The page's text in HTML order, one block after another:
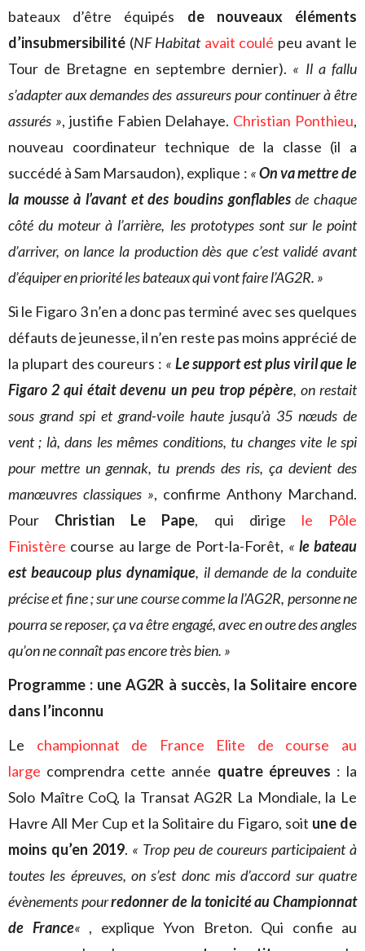
bateaux d’être équipés de nouveaux éléments
d’insubmersibilité (NF Habitat avait coulé peu avant le
Tour de Bretagne en septembre dernier). « Il a fallu
s’adapter aux demandes des assureurs pour continuer à être
assurés », justifie Fabien Delahaye. Christian Ponthieu,
nouveau coordinateur technique de la classe (il a
succédé à Sam Marsaudon), explique : «On va mettre de
la mousse à l’avant et des boudins gonflablesde chaque
côté du moteur à l’arrière, les prototypes sont sur le point
d’arriver, on lance la production dès que c’est validé avant
d’équiper en priorité les bateaux qui vont faire l’AG2R. »
Si le Figaro 3 n’en a donc pas terminé avec ses quelques
défauts de jeunesse, il n’en reste pas moins apprécié de
la plupart des coureurs : « Le support est plus viril que le
Figaro 2 qui était devenu un peu trop pépère, on restait
sous grand spi et grand-voile haute jusqu’à 35 nœuds de
vent ; là, dans les mêmes conditions, tu changes vite le spi
pour mettre un gennak, tu prends des ris, ça devient des
manœuvres classiques », confirme Anthony Marchand.
Pour Christian Le Pape, qui dirige le Pôle
Finistère course au large de Port-la-Forêt, « le bateau
est beaucoup plus dynamique, il demande de la conduite
précise et fine ; sur une course comme la l’AG2R, personne ne
pourra se reposer, ça va être engagé, avec en outre des angles
qu’on ne connaît pas encore très bien. »
Programme : une AG2R à succès, la Solitaire encore
dans l’inconnu
Le championnat de France Elite de course au
large comprendra cette année quatre épreuves : la
Solo Maître CoQ, la Transat AG2R La Mondiale, la Le
Havre All Mer Cup et la Solitaire du Figaro, soit une de
moins qu’en 2019. « Trop peu de coureurs participaient à
toutes les épreuves, on s’est donc mis d’accord sur quatre
évènements pourredonner de la tonicité au Championnat
de France« , explique Yvon Breton. Qui confie au